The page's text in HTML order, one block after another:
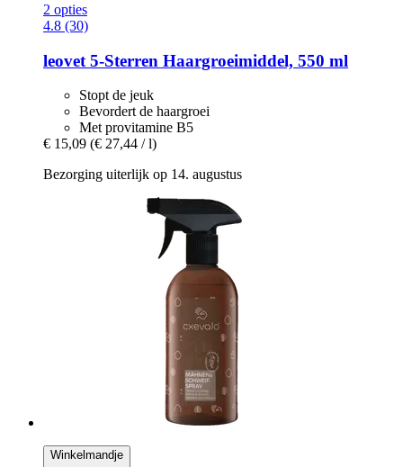
2 opties
4.8 (30)
leovet 5-​Sterren Haargroeimiddel, 550 ml
Stopt de jeuk
Bevordert de haargroei
Met provitamine B5
€ 15,09 (€ 27,44 / l)
Bezorging uiterlijk op 14. augustus
Winkelmandje